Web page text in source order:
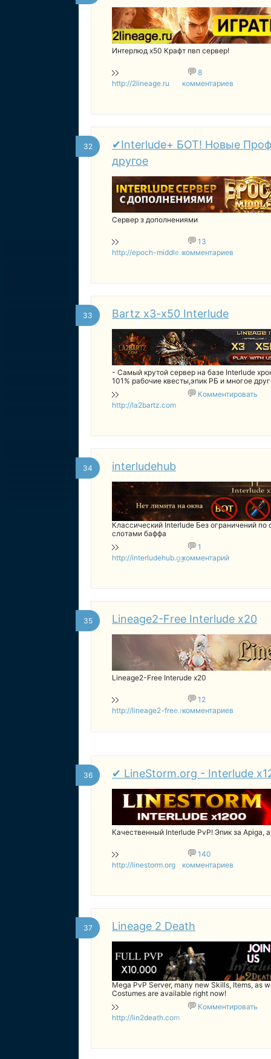
Интерлюд x50 Крафт пвп сервер!
http://2lineage.ru
8
комментариев
32
✔Interlude+ БОТ! Новые
другое
Сервер з дополнениями
http://epoch-middle.com
13
комментариев
33 Bartz x3-x50 Interlude
- Самый крутой сервер на базе Interlude
101% рабочие квесты,эпик РБ и многое
http://la2bartz.com
Комментировать
34 interludehub
Классический Interlude Без ограничений
слотами баффа
http://interludehub.gg
1
комментарий
35 Lineage2-Free Interlude x20
Lineage2-Free Interude x20
http://lineage2-free.ru
12
комментариев
36 ✔ LineStorm.org - Interlude
Качественный Interlude PvP! Эпик за Apiga,
http://linestorm.org
140
комментариев
37 Lineage 2 Death
Mega PvP Server, many new Skills, Items, as
Costumes are available right now!
http://lin2death.com
Комментировать